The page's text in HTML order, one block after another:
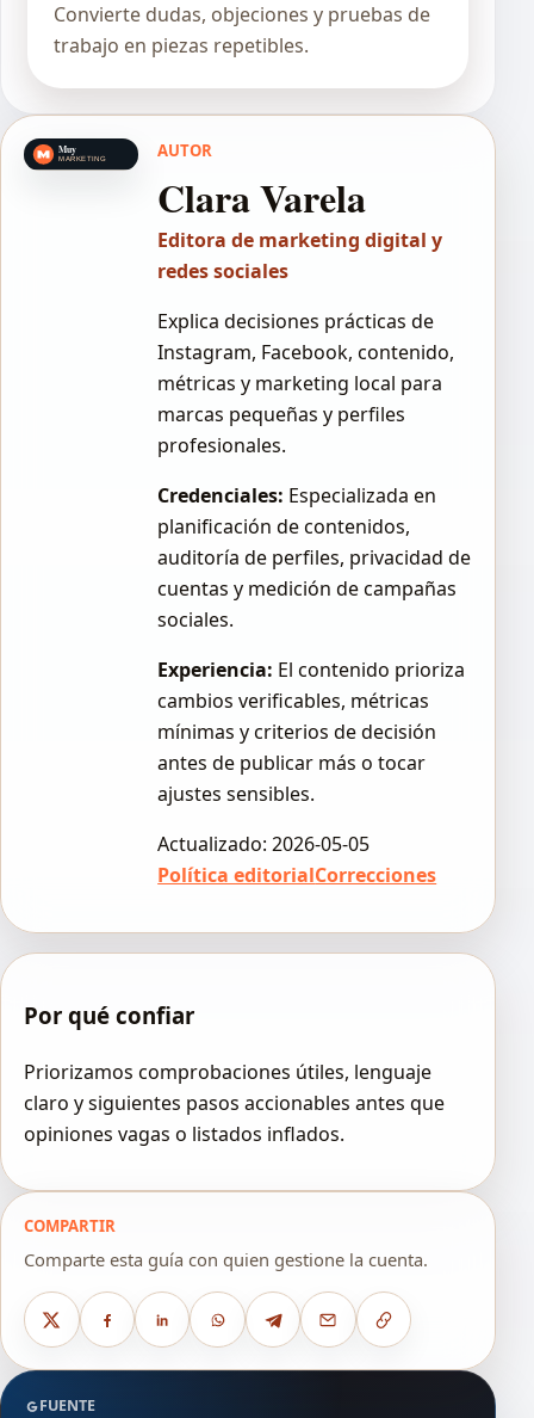
Convierte dudas, objeciones y pruebas de
trabajo en piezas repetibles.
AUTOR
Clara Varela
Editora de marketing digital y
redes sociales
Explica decisiones prácticas de
Instagram, Facebook, contenido,
métricas y marketing local para
marcas pequeñas y perfiles
profesionales.
Credenciales: Especializada en
planificación de contenidos,
auditoría de perfiles, privacidad de
cuentas y medición de campañas
sociales.
Experiencia: El contenido prioriza
cambios verificables, métricas
mínimas y criterios de decisión
antes de publicar más o tocar
ajustes sensibles.
Actualizado: 2026-05-05
Política editorialCorrecciones
Por qué confiar
Priorizamos comprobaciones útiles, lenguaje
claro y siguientes pasos accionables antes que
opiniones vagas o listados inflados.
COMPARTIR
Comparte esta guía con quien gestione la cuenta.
FUENTE